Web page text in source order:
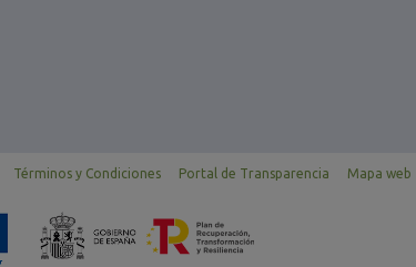
Términos y Condiciones Portal de Transparencia Mapa web